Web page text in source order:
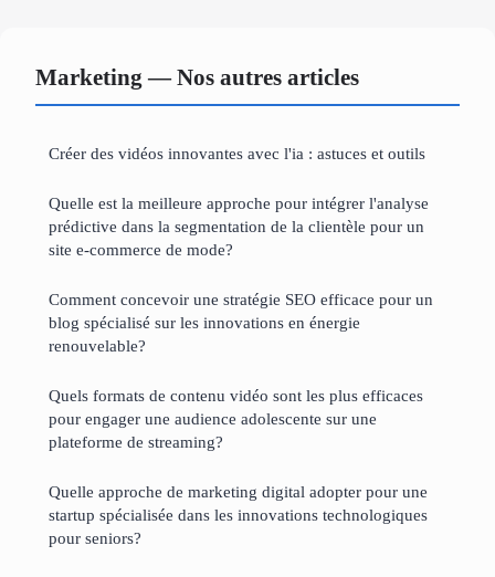
Marketing — Nos autres articles
Créer des vidéos innovantes avec l'ia : astuces et outils
Quelle est la meilleure approche pour intégrer l'analyse
prédictive dans la segmentation de la clientèle pour un
site e-commerce de mode?
Comment concevoir une stratégie SEO efficace pour un
blog spécialisé sur les innovations en énergie
renouvelable?
Quels formats de contenu vidéo sont les plus efficaces
pour engager une audience adolescente sur une
plateforme de streaming?
Quelle approche de marketing digital adopter pour une
startup spécialisée dans les innovations technologiques
pour seniors?